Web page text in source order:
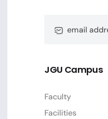
JGU Campus
Faculty
Facilities